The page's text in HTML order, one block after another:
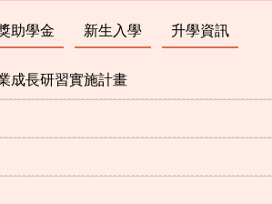
助學金 新生入學 升學資訊
成長研習實施計畫